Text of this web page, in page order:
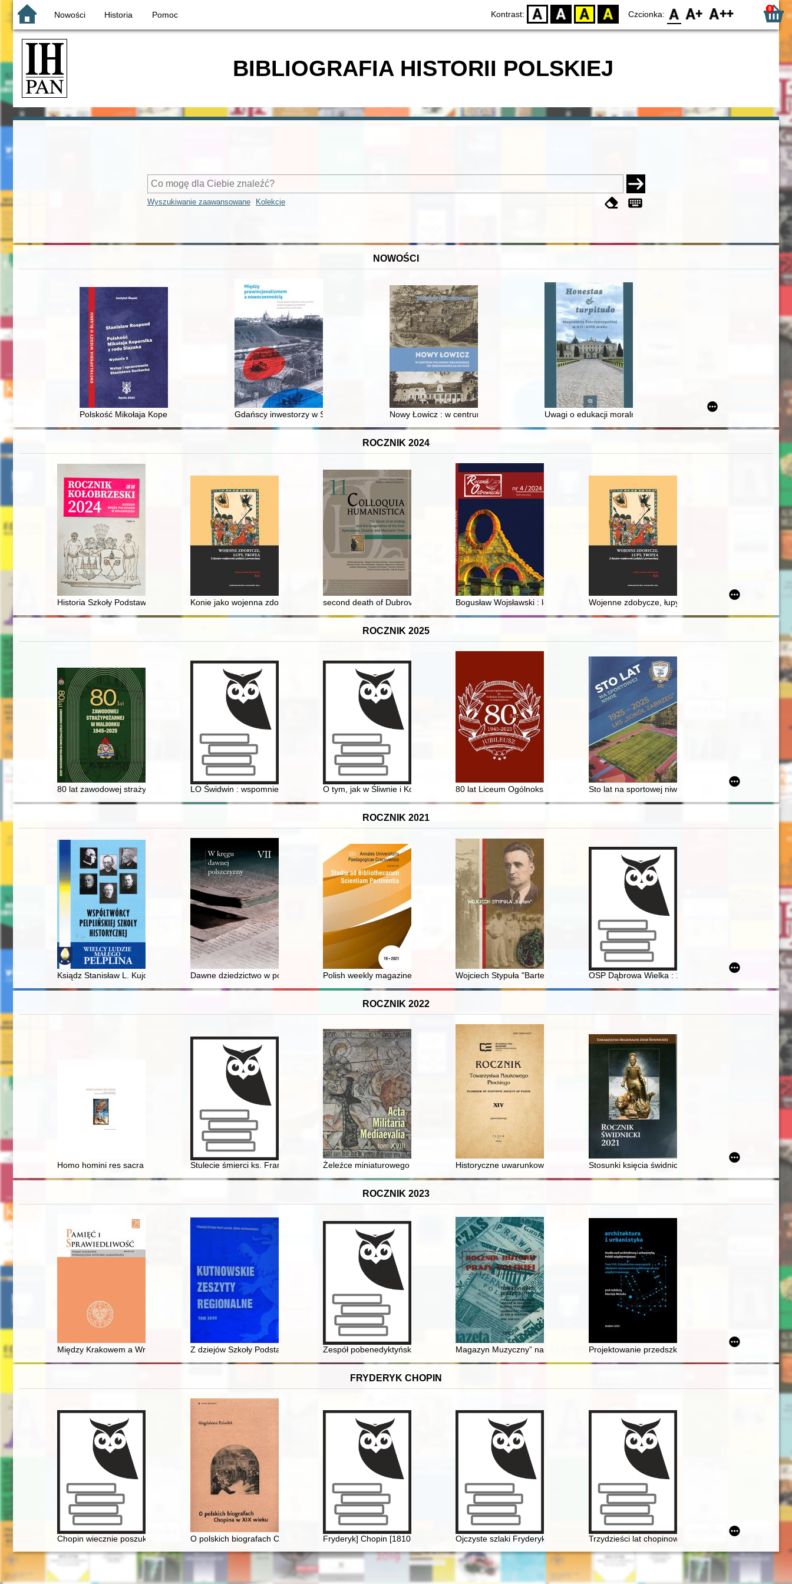
Nowości Historia Pomoc Kontrast: D BW YB BY Czcionka: F0 F1 F2 0
BIBLIOGRAFIA HISTORII POLSKIEJ
Wyszukiwanie zaawansowane Kolekcje
NOWOŚCI
Polskość Mikołaja Kopernika z rodu ŚlązakaGdańscy inwestorzy w Sopocie : prestiż finansowy i towarzyski lokalnego mieszczaństwa w 2. poł. XIX w
Nowy Łowicz : w centrum poligonu drawskiego od średniowiecza do dziśUwagi o edukacji moralnej synów szlacheckich w XVI-wiecznej
ROCZNIK 2024
Historia Szkoły Podstawowej nr 5 w KołobrzeguKonie jako wojenna zdobycz w średniowiecznych narracjach polskich i krzyżackich
second death of Dubrovnik : selected testimonies from the beginning of the nineteenth century on the fall of the republic in
Bogusław Wojsławski : legenda Ostrowieckiej szermierki na pięści
Wojenne zdobycze, łupy, trofea : z dziejów
ROCZNIK 2025
80 lat zawodowej straży pożarnej w Malborku : 1945-2025LO Świdwin : wspomnienia absolwentów : rocznik 1975O tym, jak w Śliwnie i Konowałach kościoły budowano80 lat Liceum Ogólnokształcącego im. Heliodora Święcickiego w Międzyrzeczu
Sto lat na sportowej niwie : LKS "Sokół Zabrzeg"
ROCZNIK 2021
Ksiądz Stanisław L. Kujot - kapłan, literat, dziejopis PomorzaDawne dziedzictwo w polskich gwarowych nazwach roślinPolish weekly magazines on Wojciech Smarzowski's "Clergy"
Wojciech Stypuła "Bartek" OSP Dąbrowa Wielka : 1919-2019
ROCZNIK 2022
Homo homini res sacra : dokumentacja historyczna spotkań w Centrum Dialogu w Paryżu (1973-1989). T. 3,
Stulecie śmierci ks. Franciszka Michejdy z Nawsia (1848-1921)Żeleźce miniaturowego żelaznego topora z Mielnika nad Bugiem na Podlasiu = A miniature iron axe head from Mielnik upon
Historyczne uwarunkowania funkcjonowania i polityki pieniężnej Systemu Rezerwy
Stosunki księcia świdnicko-jaworskiego Bolka II
ROCZNIK 2023
Między Krakowem a Wrocławiem : gliwickie lata Tadeusza Różewicza i rozpracowanie poety przez Służbę Bezpieczeństwa
Z dziejów Szkoły Podstawowej nr 4 im. Mikołaja Kopernika w Kutnie : przyczynek do monografii
Zespół pobenedyktyński w Opactwie Pomnikiem Historii? : procedura, ochrona, promocja
Magazyn Muzyczny” na mapie polskiej prasy rockowej (analiza strukturalno-
Projektowanie przedszkoli w dwudziestoleciu
FRYDERYK CHOPIN
Chopin wiecznie poszukiwany. Historia Międzynarodowego Konkursu Pianistycznego im. Fryderyka Chopina w Warszawie
O polskich biografach Chopina w XIX wiekuFryderyk] Chopin [1810-1849]. Człowiek, dzieło, rezonans
Ojczyste szlaki Fryderyka Chopina Trzydzieści lat chopinowskich festiwali w Antoninie